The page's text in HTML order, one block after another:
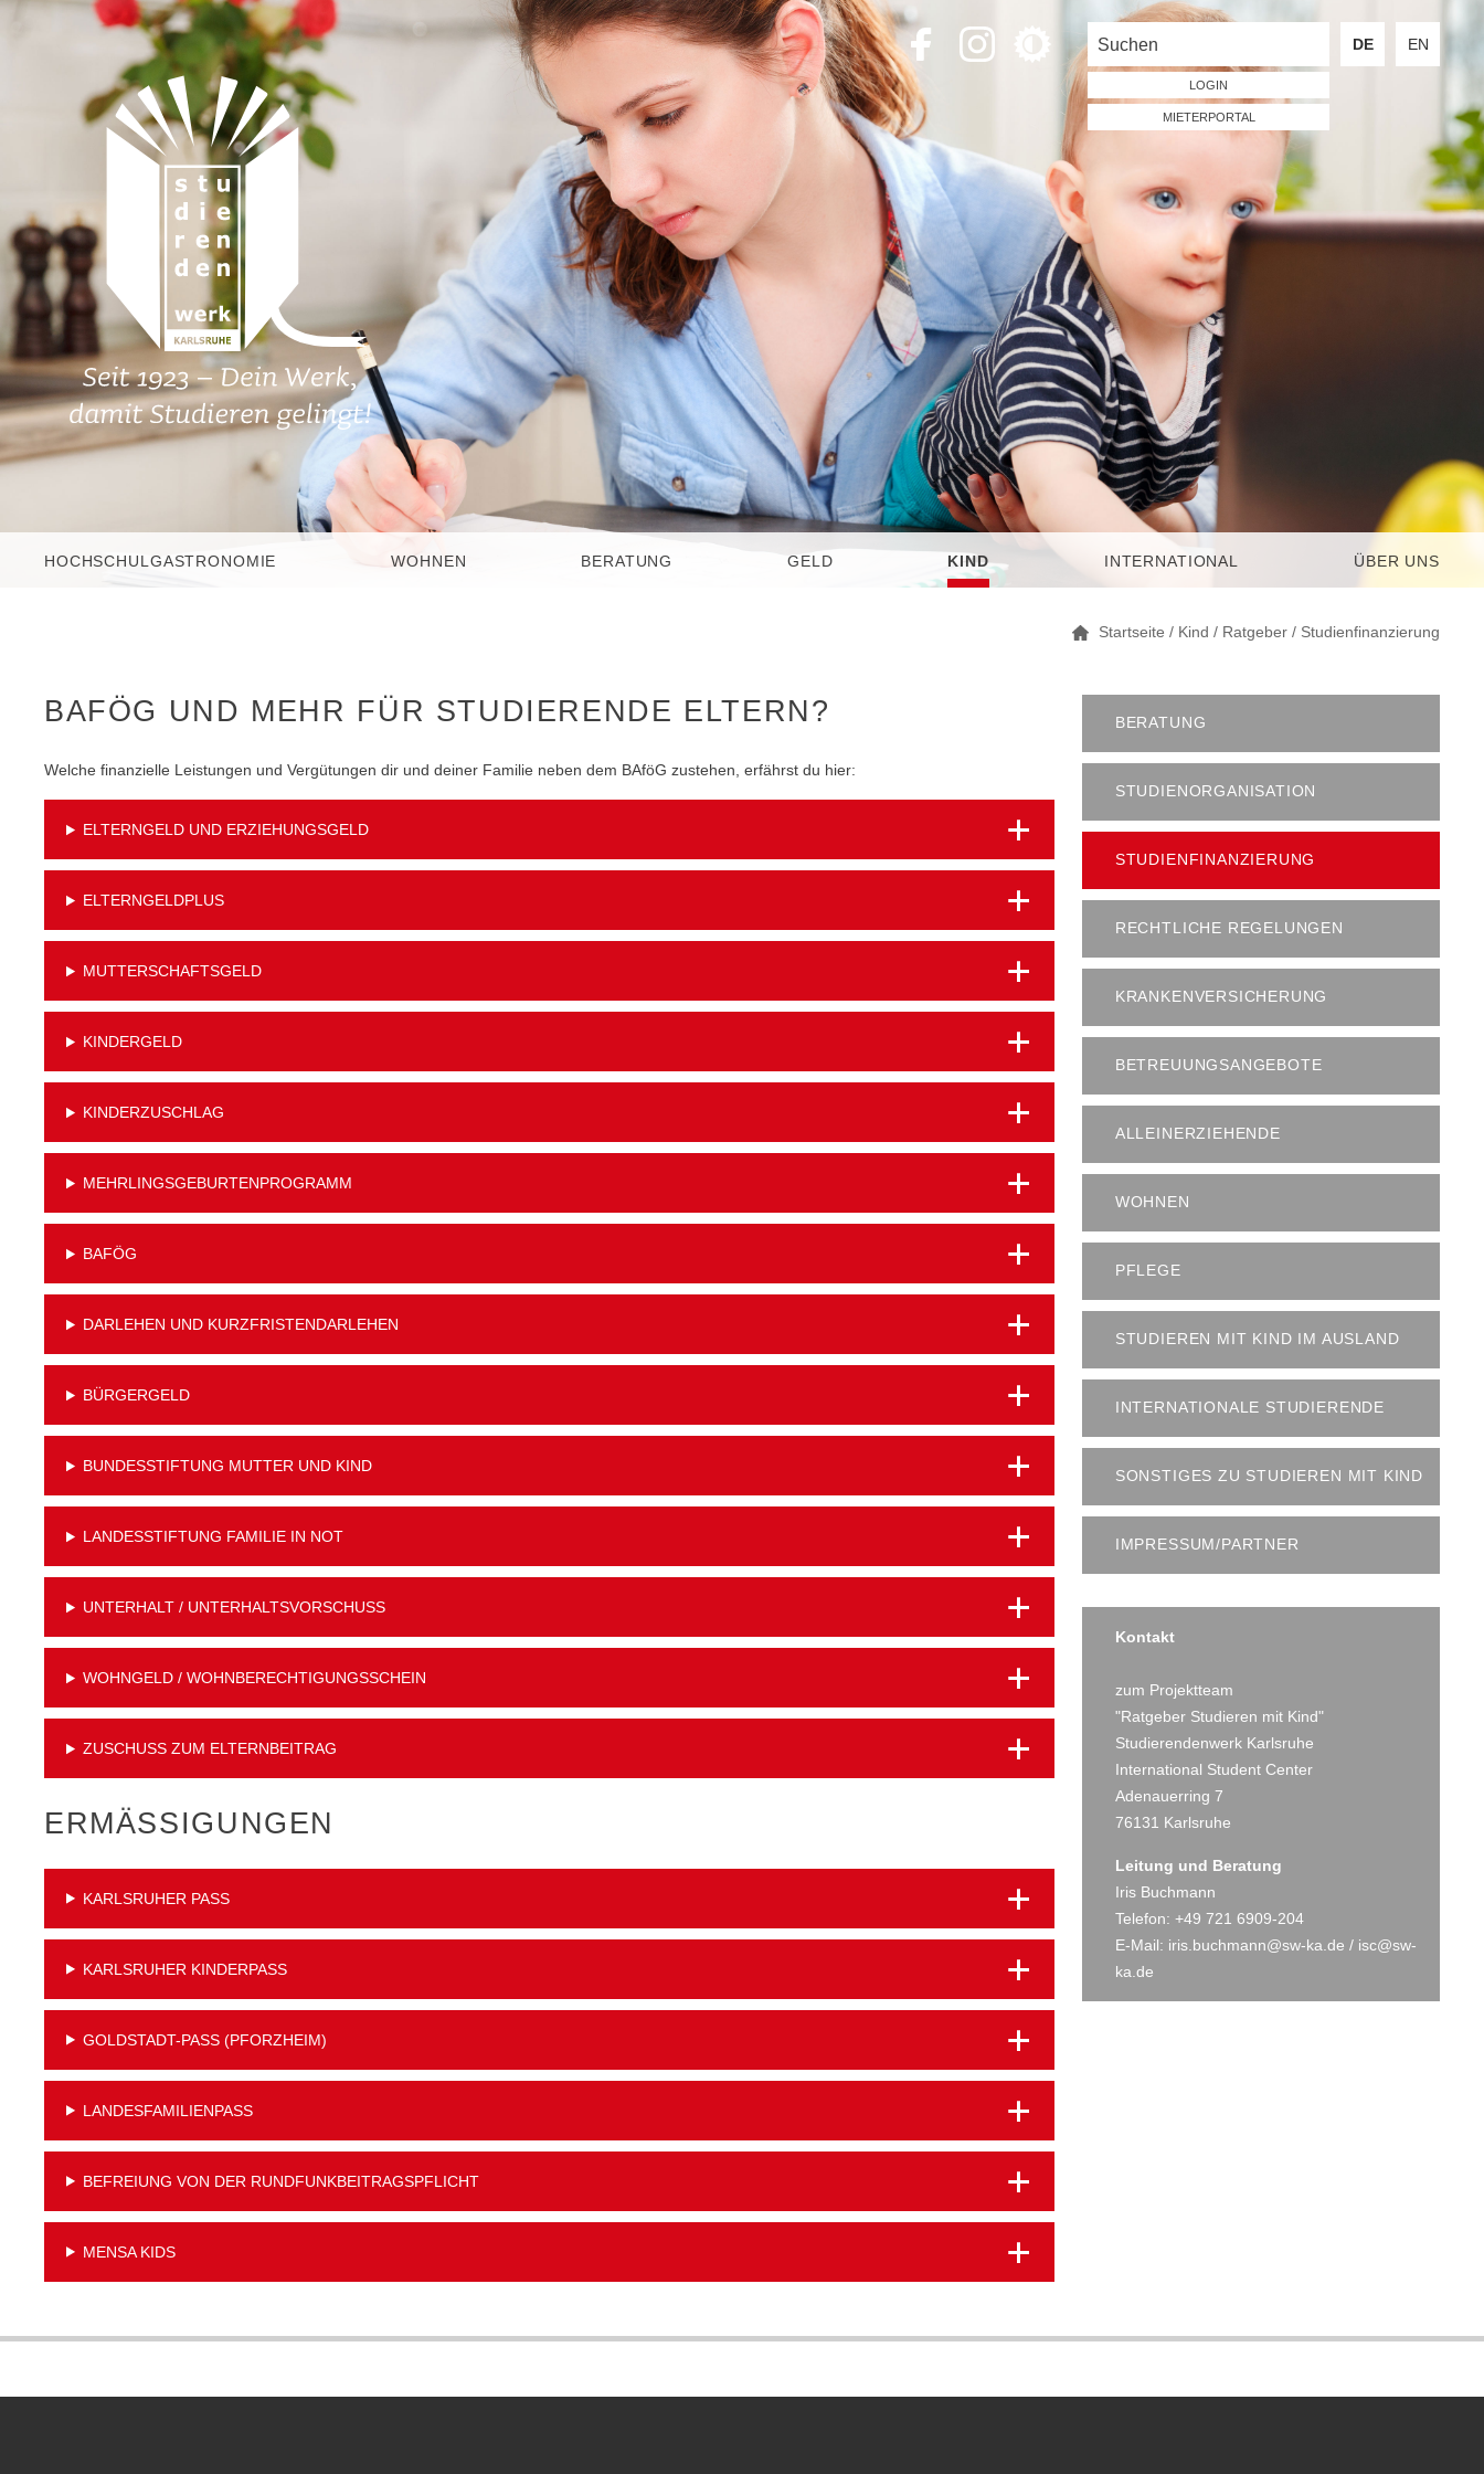
LOGIN
MIETERPORTAL
DE EN
HOCHSCHULGASTRONOMIE WOHNEN BERATUNG GELD KIND INTERNATIONAL ÜBER UNS
Startseite / Kind / Ratgeber / Studienfinanzierung
BAFÖG UND MEHR FÜR STUDIERENDE ELTERN?
Welche finanzielle Leistungen und Vergütungen dir und deiner Familie neben dem BAföG zustehen, erfährst du hier:
ELTERNGELD UND ERZIEHUNGSGELD
ELTERNGELDPLUS
MUTTERSCHAFTSGELD
KINDERGELD
KINDERZUSCHLAG
MEHRLINGSGEBURTENPROGRAMM
BAFÖG
DARLEHEN UND KURZFRISTENDARLEHEN
BÜRGERGELD
BUNDESSTIFTUNG MUTTER UND KIND
LANDESSTIFTUNG FAMILIE IN NOT
UNTERHALT / UNTERHALTSVORSCHUSS
WOHNGELD / WOHNBERECHTIGUNGSSCHEIN
ZUSCHUSS ZUM ELTERNBEITRAG
ERMÄSSIGUNGEN
KARLSRUHER PASS
KARLSRUHER KINDERPASS
GOLDSTADT-PASS (PFORZHEIM)
LANDESFAMILIENPASS
BEFREIUNG VON DER RUNDFUNKBEITRAGSPFLICHT
MENSA KIDS
BERATUNG
STUDIENORGANISATION
STUDIENFINANZIERUNG
RECHTLICHE REGELUNGEN
KRANKENVERSICHERUNG
BETREUUNGSANGEBOTE
ALLEINERZIEHENDE
WOHNEN
PFLEGE
STUDIEREN MIT KIND IM AUSLAND
INTERNATIONALE STUDIERENDE
SONSTIGES ZU STUDIEREN MIT KIND
IMPRESSUM/PARTNER
Kontakt
zum Projektteam
"Ratgeber Studieren mit Kind"
Studierendenwerk Karlsruhe
International Student Center
Adenauerring 7
76131 Karlsruhe
Leitung und Beratung
Iris Buchmann
Telefon: +49 721 6909-204
E-Mail: iris.buchmann@sw-ka.de / isc@sw-
ka.de